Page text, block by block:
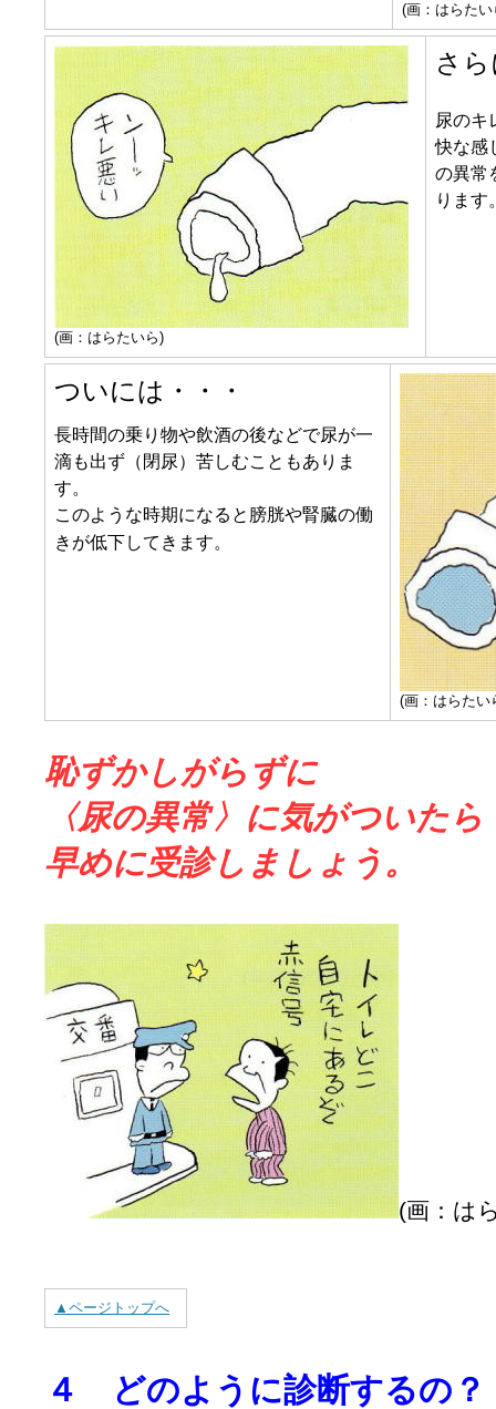
(画：はらたい
(画：はらたいら)
さ
尿のキ
快な感
の異常
ります
ついには・・・
長時間の乗り物や飲酒の後などで尿が一
滴も出ず（閉尿）苦しむこともありま
す。
このような時期になると膀胱や腎臓の働
きが低下してきます。
(画：はらたい
恥ずかしがらずに
〈尿の異常〉に気がついたら
早めに受診しましょう。
(画：は
▲ページトップへ
４ どのように診断するの？